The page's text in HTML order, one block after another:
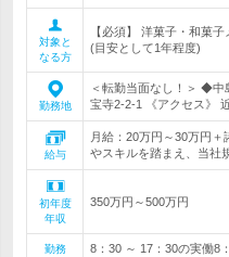
対象と
なる方
【必須】 洋菓子・和菓
(目安として1年程度)
勤務地
＜転勤当面なし！＞ ◆
宝寺2-2-1 《アクセス》
給与
月給：20万円～30万円
やスキルを踏まえ、当社
初年度
年収
350万円～500万円
勤務
8：30 ～ 17：30の実働8